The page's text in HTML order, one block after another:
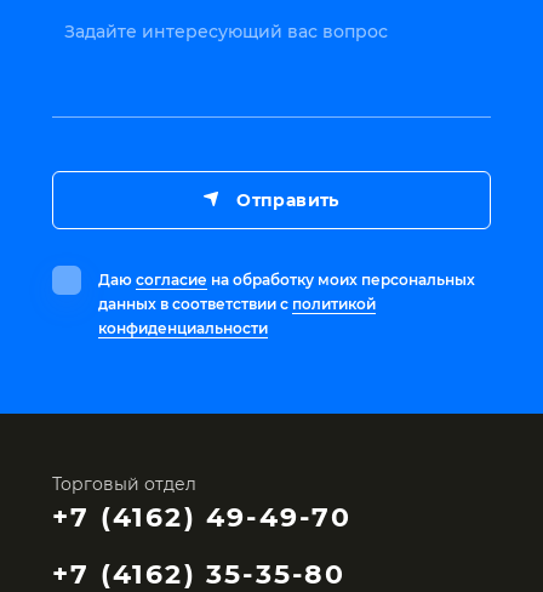
Задайте интересующий вас вопрос
Даю согласие на обработку моих персональных
данных в соответствии с политикой
конфиденциальности
Отправить
Торговый отдел
+7 (4162) 49-49-70
+7 (4162) 35-35-80